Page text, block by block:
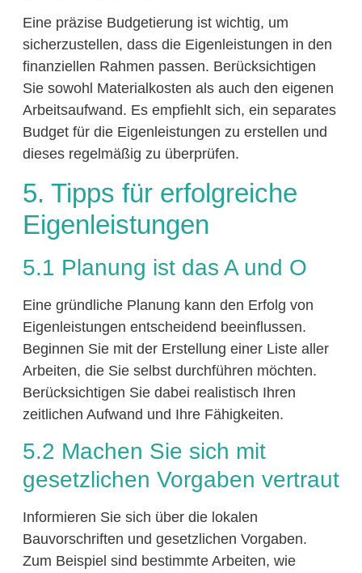
Eine präzise Budgetierung ist wichtig, um
sicherzustellen, dass die Eigenleistungen in den
finanziellen Rahmen passen. Berücksichtigen
Sie sowohl Materialkosten als auch den eigenen
Arbeitsaufwand. Es empfiehlt sich, ein separates
Budget für die Eigenleistungen zu erstellen und
dieses regelmäßig zu überprüfen.
5. Tipps für erfolgreiche
Eigenleistungen
5.1 Planung ist das A und O
Eine gründliche Planung kann den Erfolg von
Eigenleistungen entscheidend beeinflussen.
Beginnen Sie mit der Erstellung einer Liste aller
Arbeiten, die Sie selbst durchführen möchten.
Berücksichtigen Sie dabei realistisch Ihren
zeitlichen Aufwand und Ihre Fähigkeiten.
5.2 Machen Sie sich mit
gesetzlichen Vorgaben vertraut
Informieren Sie sich über die lokalen
Bauvorschriften und gesetzlichen Vorgaben.
Zum Beispiel sind bestimmte Arbeiten, wie